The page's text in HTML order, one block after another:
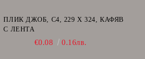
ПЛИК ДЖОБ, C4, 229 Х 324, КАФЯВ
С ЛЕНТА
€0.08 0.16лв.